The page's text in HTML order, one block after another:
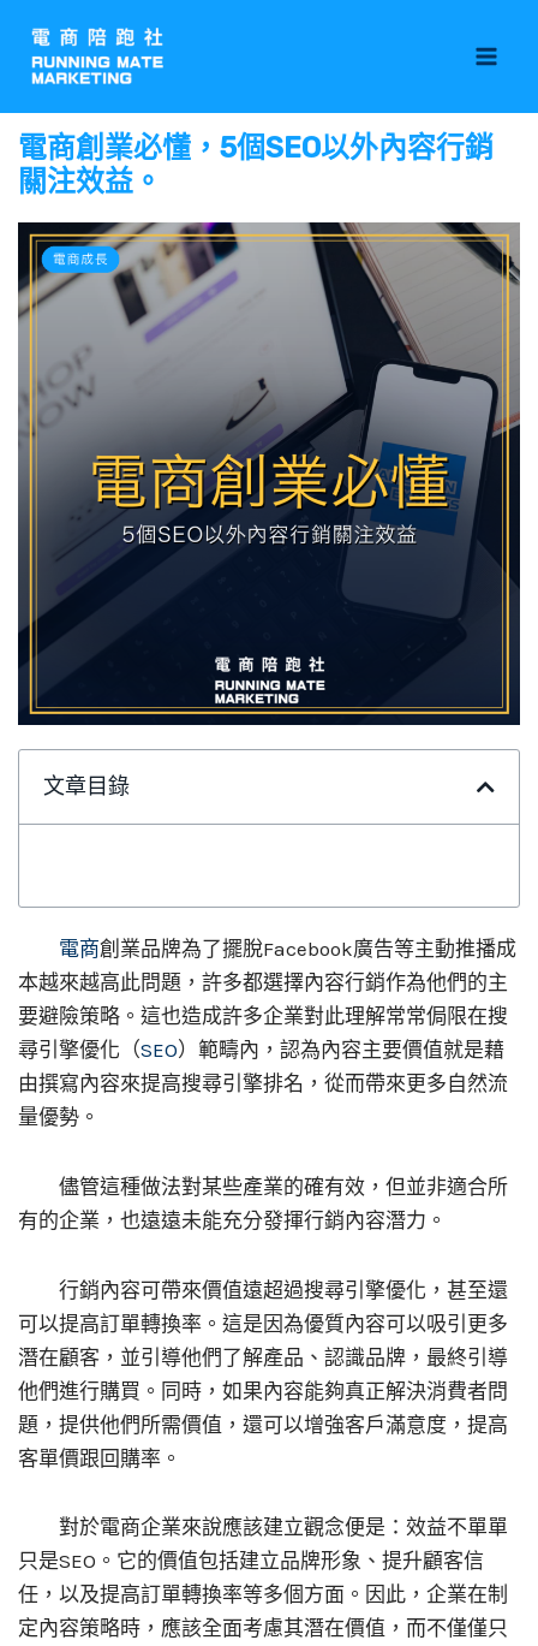
要
電商創業必懂，5個SEO以外內容行銷
關注效益。
文章目錄
電商創業品牌為了擺脫Facebook廣告等主動推播成
本越來越高此問題，許多都選擇內容行銷作為他們的主
要避險策略。這也造成許多企業對此理解常常侷限在搜
尋引擎優化（SEO）範疇內，認為內容主要價值就是藉
由撰寫內容來提高搜尋引擎排名，從而帶來更多自然流
量優勢。
儘管這種做法對某些產業的確有效，但並非適合所
有的企業，也遠遠未能充分發揮行銷內容潛力。
行銷內容可帶來價值遠超過搜尋引擎優化，甚至還
可以提高訂單轉換率。這是因為優質內容可以吸引更多
潛在顧客，並引導他們了解產品、認識品牌，最終引導
他們進行購買。同時，如果內容能夠真正解決消費者問
題，提供他們所需價值，還可以增強客戶滿意度，提高
客單價跟回購率。
對於電商企業來說應該建立觀念便是：效益不單單
只是SEO。它的價值包括建立品牌形象、提升顧客信
任，以及提高訂單轉換率等多個方面。因此，企業在制
定內容策略時，應該全面考慮其潛在價值，而不僅僅只